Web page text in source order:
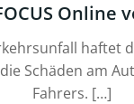
Online
haftet
Schäden am
Fahrers. […]